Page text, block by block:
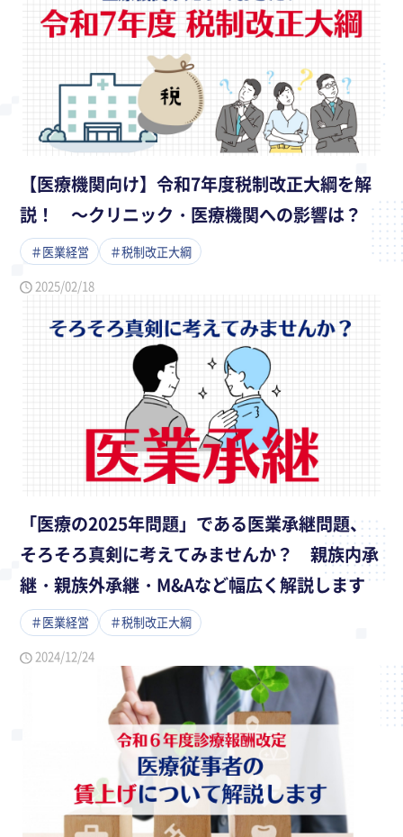
【医療機関向け】令和7年度税制改正大綱を解
説！ ～クリニック・医療機関への影響は？
＃医業経営 ＃税制改正大綱
2025/02/18
「医療の2025年問題」である医業承継問題、
そろそろ真剣に考えてみませんか？ 親族内承
継・親族外承継・M&Aなど幅広く解説します
＃医業経営 ＃税制改正大綱
2024/12/24